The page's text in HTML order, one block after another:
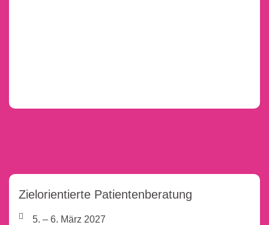
Zielorientierte Patientenberatung
5. – 6. März 2027